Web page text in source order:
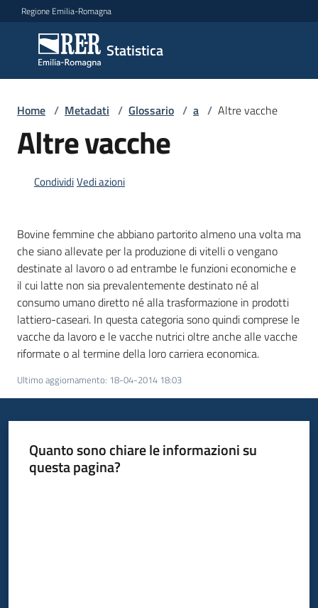
Vai al contenuto
Vai alla navigazione
Vai al footer
Regione Emilia-Romagna
Statistica
Statistica
Novità
e
analisi
Statistiche
per
temi
Metadati
Seguici
Home / Metadati / Glossario / a / Altre vacche
Altre vacche
CondividiVedi azioni
Bovine femmine che abbiano partorito almeno una volta ma
che siano allevate per la produzione di vitelli o vengano
destinate al lavoro o ad entrambe le funzioni economiche e
il cui latte non sia prevalentemente destinato né al
consumo umano diretto né alla trasformazione in prodotti
lattiero-caseari. In questa categoria sono quindi comprese le
vacche da lavoro e le vacche nutrici oltre anche alle vacche
riformate o al termine della loro carriera economica.
Ultimo aggiornamento: 18-04-2014 18:03
Quanto sono chiare le informazioni su
questa pagina?